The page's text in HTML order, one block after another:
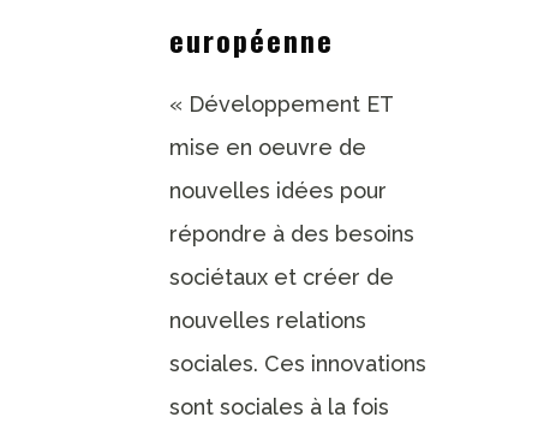
européenne
« Développement ET
mise en oeuvre de
nouvelles idées pour
répondre à des besoins
sociétaux et créer de
nouvelles relations
sociales. Ces innovations
sont sociales à la fois